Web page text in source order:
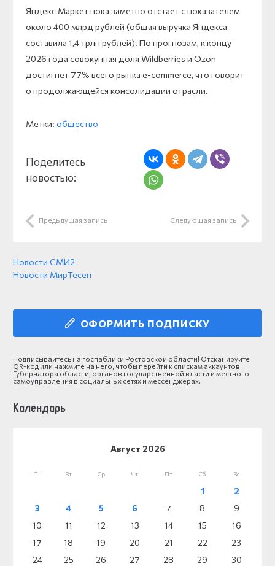
Яндекс Маркет пока заметно отстает с показателем
около 400 млрд рублей (общая выручка Яндекса
составила 1,4 трлн рублей). По прогнозам, к концу
2026 года совокупная доля Wildberries и Ozon
достигнет 77% всего рынка e-commerce, что говорит
о продолжающейся консолидации отрасли.
Метки: общество
Поделитесь
новостью:
Предыдущая запись Следующая запись
Новости СМИ2
Новости МирТесен
ОФОРМИТЬ ПОДПИСКУ
Подписывайтесь на госпаблики Ростовской области! Отсканируйте
QR-код или нажмите на него, чтобы перейти к спискам аккаунтов
Губернатора области, органов государственной власти и местного
самоуправления в социальных сетях и мессенджерах.
Календарь
Август 2026
Пн Вт Ср Чт Пт Сб Вс
1
2
3
4 5 6 7 8
9
10
11 12 13 14 15
16
17
18 19 20 21 22
23
24
25 26 27 28 29
30